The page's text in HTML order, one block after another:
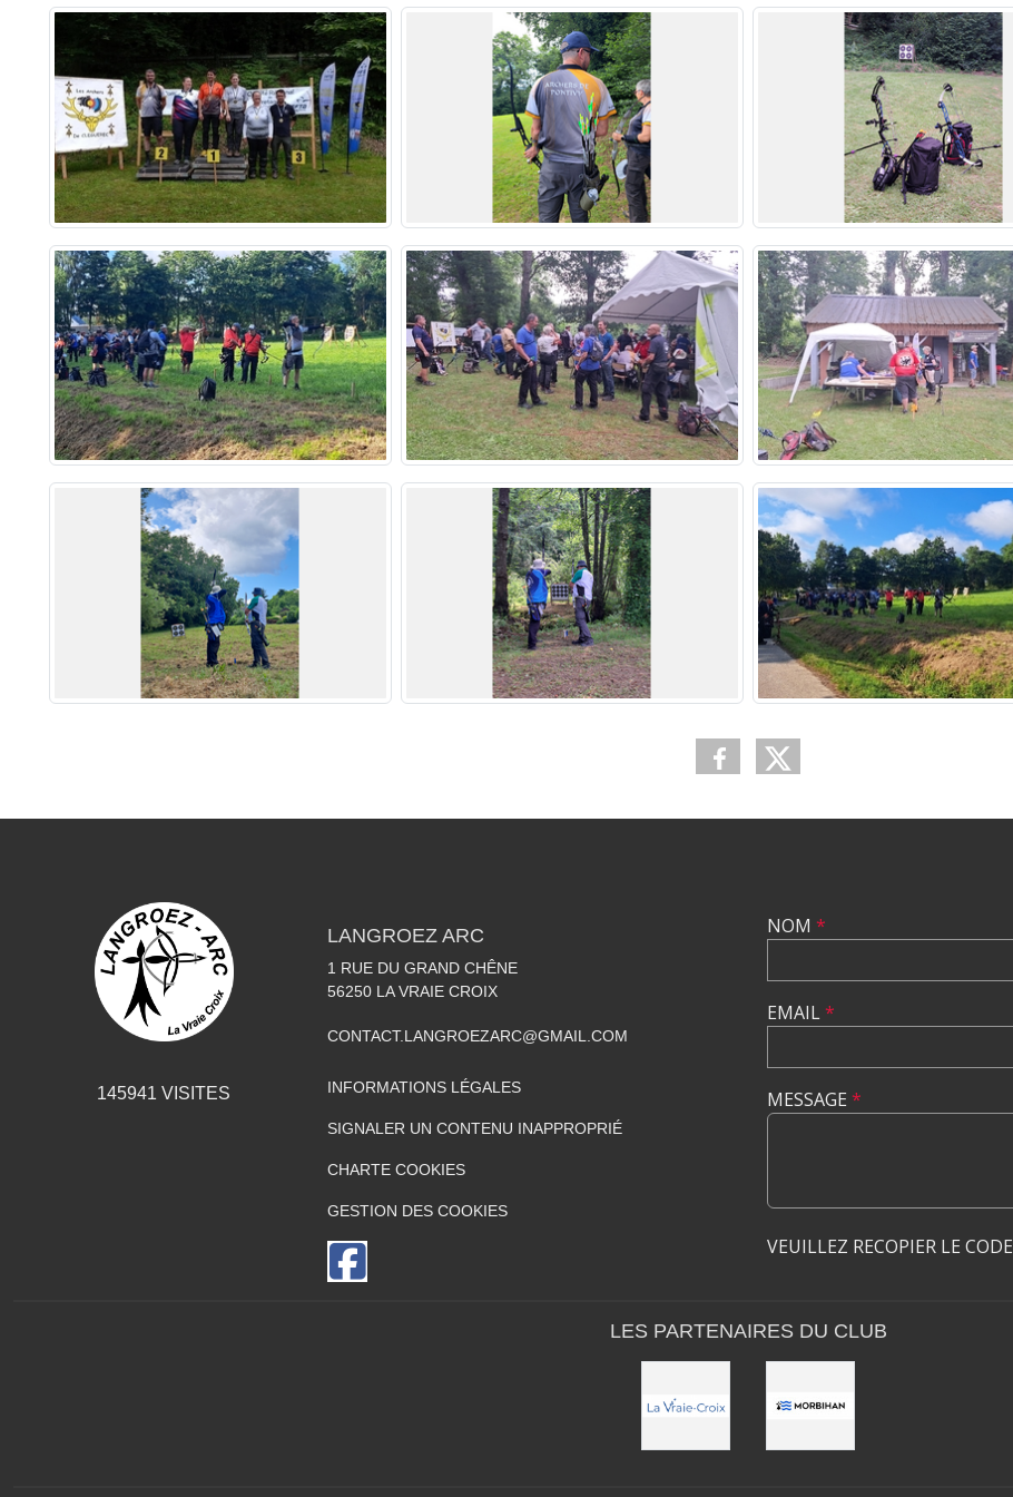
145941 VISITES
LANGROEZ ARC
1 RUE DU GRAND CHÊNE
56250 LA VRAIE CROIX
CONTACT.LANGROEZARC@GMAIL.COM
INFORMATIONS LÉGALES
SIGNALER UN CONTENU INAPPROPRIÉ
CHARTE COOKIES
GESTION DES COOKIES
NOM *
EMAIL*
MESSAGE *
VEUILLEZ RECOPIER LE CODE
LES PARTENAIRES DU CLUB